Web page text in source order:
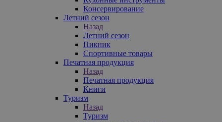
Консервирование
Летний сезон
Назад
Летний сезон
Пикник
Спортивные товары
Печатная продукция
Назад
Печатная продукция
Книги
Туризм
Назад
Туризм